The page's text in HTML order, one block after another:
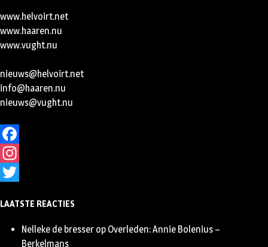
www.helvoirt.net
www.haaren.nu
www.vught.nu
nieuws@helvoirt.net
info@haaren.nu
nieuws@vught.nu
Facebook
Instagram
LAATSTE REACTIES
Nelleke de bresser op Overleden: Annie Bolenius –
Berkelmans